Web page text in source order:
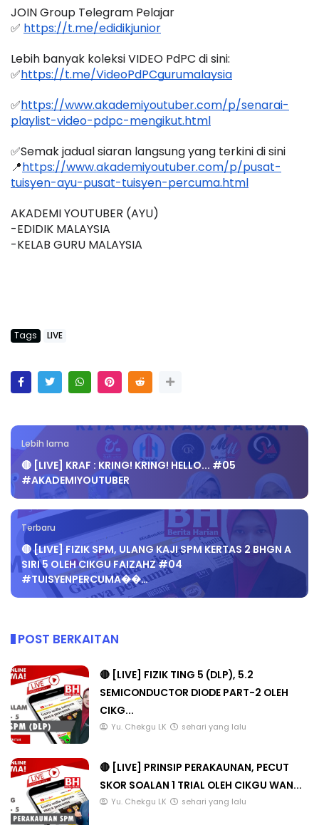
JOIN Group Telegram Pelajar
✅ https://t.me/edidikjunior
Lebih banyak koleksi VIDEO PdPC di sini:
✅https://t.me/VideoPdPCgurumalaysia
✅https://www.akademiyoutuber.com/p/senarai-
playlist-video-pdpc-mengikut.html
✅Semak jadual siaran langsung yang terkini di sini
📍https://www.akademiyoutuber.com/p/pusat-
tuisyen-ayu-pusat-tuisyen-percuma.html
AKADEMI YOUTUBER (AYU)
-EDIDIK MALAYSIA
-KELAB GURU MALAYSIA
Tags LIVE
Lebih lama
🔴 [LIVE] KRAF : KRING! KRING! HELLO... #05
#AKADEMIYOUTUBER
Terbaru
🔴 [LIVE] FIZIK SPM, ULANG KAJI SPM KERTAS 2 BHGN A
SIRI 5 OLEH CIKGU FAIZAHZ #04
#TUISYENPERCUMA��…
POST BERKAITAN
🔴 [LIVE] FIZIK TING 5 (DLP), 5.2
SEMICONDUCTOR DIODE PART-2 OLEH
CIKG...
Yu. Chekgu LK sehari yang lalu
🔴 [LIVE] PRINSIP PERAKAUNAN, PECUT
SKOR SOALAN 1 TRIAL OLEH CIKGU WAN...
Yu. Chekgu LK sehari yang lalu